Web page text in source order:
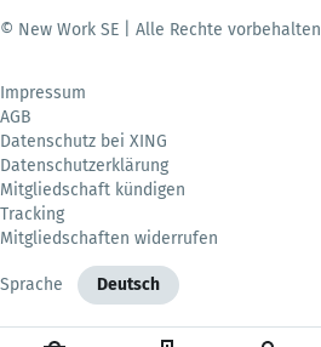
© New Work SE | Alle Rechte vorbehalten
Impressum
AGB
Datenschutz bei XING
Datenschutzerklärung
Mitgliedschaft kündigen
Tracking
Mitgliedschaften widerrufen
Sprache Deutsch